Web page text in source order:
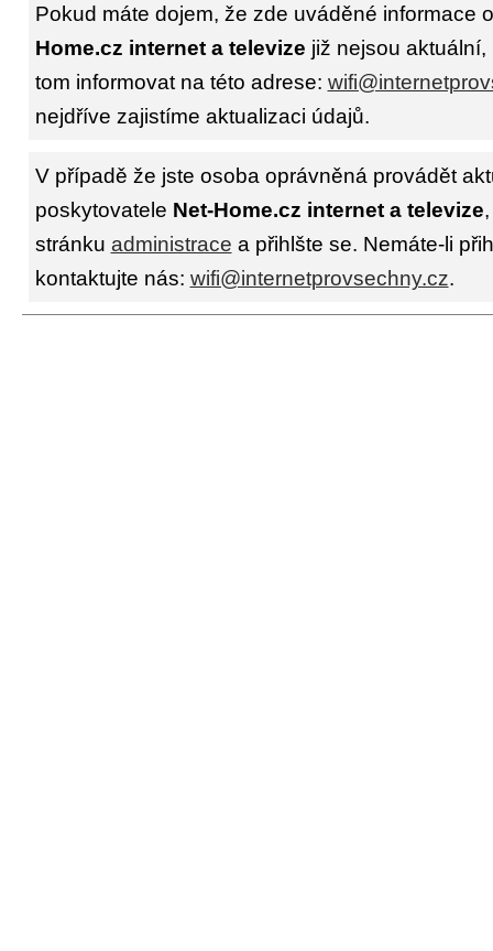
Pokud máte dojem, že zde uváděné informace
Home.cz internet a televize již nejsou
tom informovat na této adrese:
nejdříve zajistíme aktualizaci údajů.
V případě že jste osoba oprávněná provádět
poskytovatele Net-Home.cz internet a televize
stránku administrace a přihlšte se. Nemáte-li
kontaktujte nás: wifi@internetprovsechny.cz.